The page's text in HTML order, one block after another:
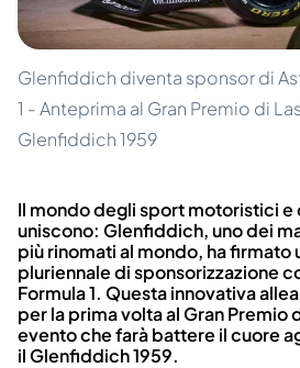
Glenfiddich diventa sponsor di
1 - Anteprima al Gran Premio di
Glenfiddich 1959
Il mondo degli sport motoristici e
uniscono: Glenfiddich, uno dei
più rinomati al mondo, ha firmato
pluriennale di sponsorizzazione
Formula 1. Questa innovativa
per la prima volta al Gran Premio
evento che farà battere il cuore
il Glenfiddich 1959.